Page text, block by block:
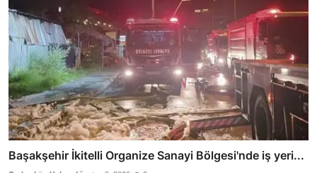
Başakşehir İkitelli Organize Sanayi Bölgesi'nde iş yeri...